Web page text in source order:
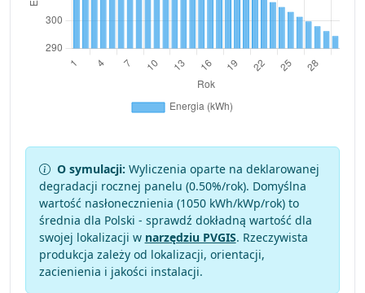
O symulacji: Wyliczenia oparte na deklarowanej
degradacji rocznej panelu (0.50%/rok). Domyślna
wartość nasłonecznienia (1050 kWh/kWp/rok) to
średnia dla Polski - sprawdź dokładną wartość dla
swojej lokalizacji w narzędziu PVGIS. Rzeczywista
produkcja zależy od lokalizacji, orientacji,
zacienienia i jakości instalacji.